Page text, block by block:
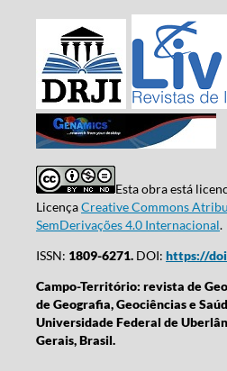
Esta obra está
LicençaCreative Commons
SemDerivações 4.0 Internacional.
ISSN: 1809-6271.DOI: https://
Campo-Território: revista de
de Geografia, Geociências e
Universidade Federal de
Gerais, Brasil.